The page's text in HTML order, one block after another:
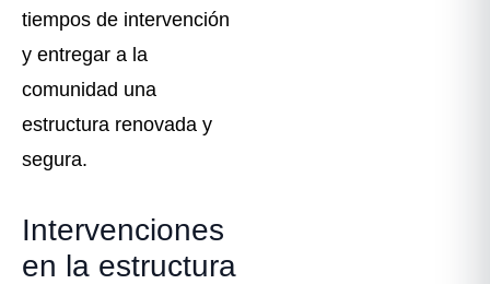
tiempos de intervención
y entregar a la
comunidad una
estructura renovada y
segura.
Intervenciones
en la estructura